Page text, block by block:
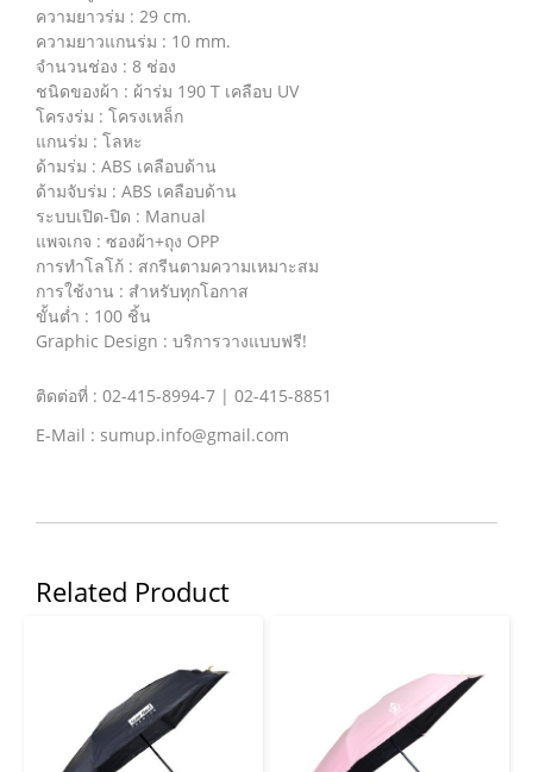
ความยาวร่ม : 29 cm.
ความยาวแกนร่ม : 10 mm.
จำนวนช่อง : 8 ช่อง
ชนิดของผ้า : ผ้าร่ม 190 T เคลือบ UV
โครงร่ม : โครงเหล็ก
แกนร่ม : โลหะ
ด้ามร่ม : ABS เคลือบด้าน
ด้ามจับร่ม : ABS เคลือบด้าน
ระบบเปิด-ปิด : Manual
แพจเกจ : ซองผ้า+ถุง OPP
การทำโลโก้ : สกรีนตามความเหมาะสม
การใช้งาน : สำหรับทุกโอกาส
ขั้นต่ำ : 100 ชิ้น
Graphic Design : บริการวางแบบฟรี!
ติดต่อที่ : 02-415-8994-7 | 02-415-8851
E-Mail : sumup.info@gmail.com
Related Product